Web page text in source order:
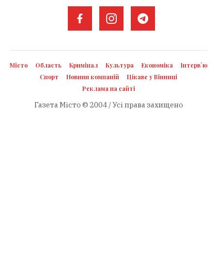
Місто Область Кримінал Культура Економіка
Інтерв`ю
Спорт
Новини компаній
Цікаве у Вінниці
Реклама на сайті
Газета Місто © 2004 / Усі права захищено